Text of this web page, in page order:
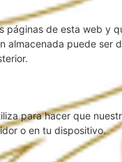
páginas de esta web y
puede ser
para hacer que
o en tu dispositivo.